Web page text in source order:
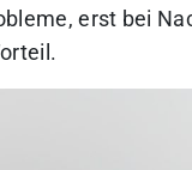
erst bei